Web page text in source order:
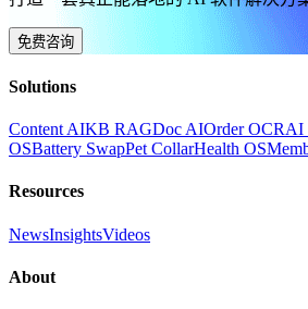
免费咨询
Solutions
Content AIKB RAGDoc AIOrder OCRAI
OSBattery SwapPet CollarHealth OS
Resources
NewsInsightsVideos
About